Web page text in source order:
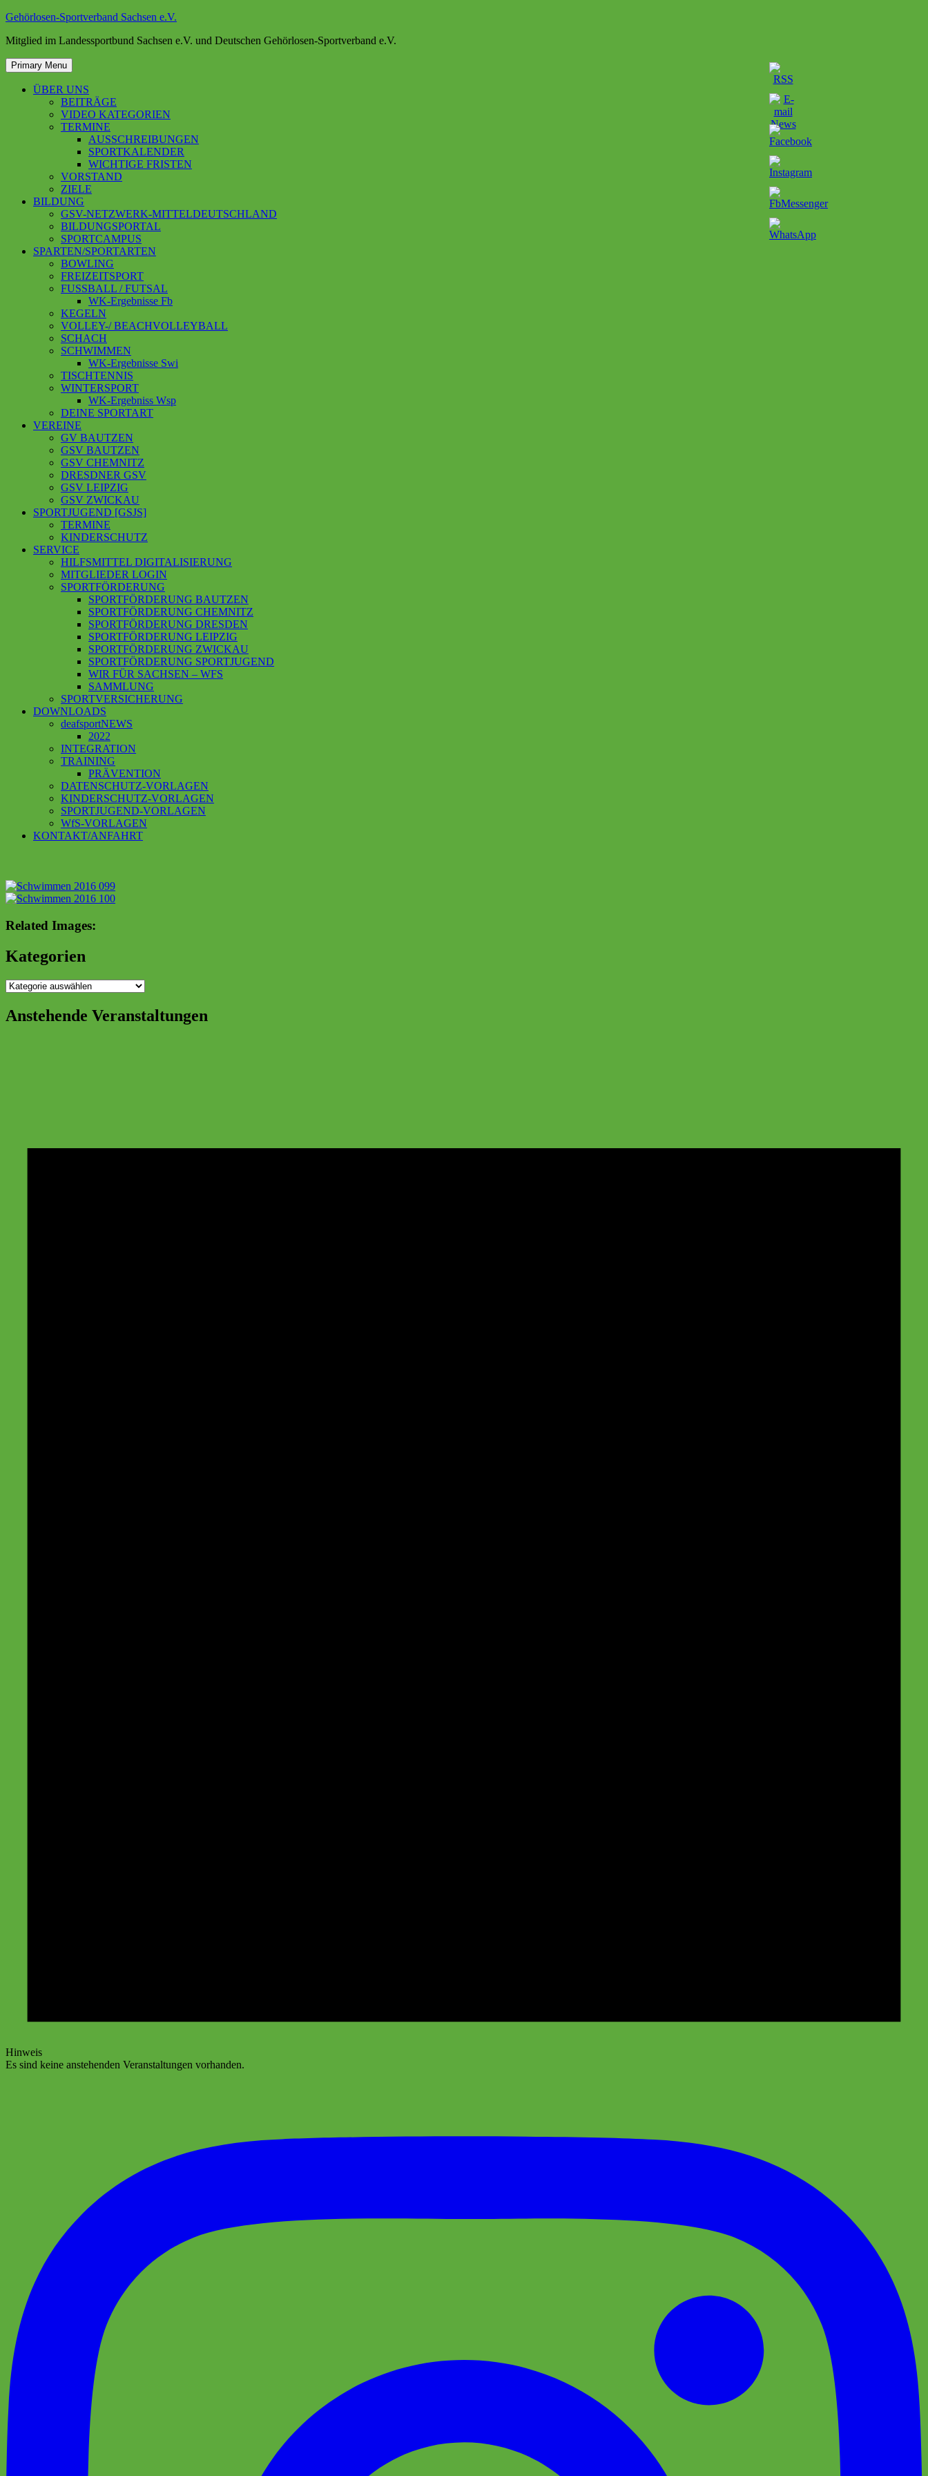
Skip
content
Gehörlosen-Sportverband Sachsen e.V.
Mitglied im Landessportbund Sachsen e.V. und Deutschen Gehörlosen-Sportverband e.V.
Primary Menu
ÜBER UNS
BEITRÄGE
VIDEO KATEGORIEN
TERMINE
AUSSCHREIBUNGEN
SPORTKALENDER
WICHTIGE FRISTEN
VORSTAND
ZIELE
BILDUNG
GSV-NETZWERK-MITTELDEUTSCHLAND
BILDUNGSPORTAL
SPORTCAMPUS
SPARTEN/SPORTARTEN
BOWLING
FREIZEITSPORT
FUSSBALL / FUTSAL
WK-Ergebnisse Fb
KEGELN
VOLLEY-/ BEACHVOLLEYBALL
SCHACH
SCHWIMMEN
WK-Ergebnisse Swi
TISCHTENNIS
WINTERSPORT
WK-Ergebniss Wsp
DEINE SPORTART
VEREINE
GV BAUTZEN
GSV BAUTZEN
GSV CHEMNITZ
DRESDNER GSV
GSV LEIPZIG
GSV ZWICKAU
SPORTJUGEND [GSJS]
TERMINE
KINDERSCHUTZ
SERVICE
HILFSMITTEL DIGITALISIERUNG
MITGLIEDER LOGIN
SPORTFÖRDERUNG
SPORTFÖRDERUNG BAUTZEN
SPORTFÖRDERUNG CHEMNITZ
SPORTFÖRDERUNG DRESDEN
SPORTFÖRDERUNG LEIPZIG
SPORTFÖRDERUNG ZWICKAU
SPORTFÖRDERUNG SPORTJUGEND
WIR FÜR SACHSEN – WFS
SAMMLUNG
SPORTVERSICHERUNG
DOWNLOADS
deafsportNEWS
2022
INTEGRATION
TRAINING
PRÄVENTION
DATENSCHUTZ-VORLAGEN
KINDERSCHUTZ-VORLAGEN
SPORTJUGEND-VORLAGEN
WfS-VORLAGEN
KONTAKT/ANFAHRT
Related Images:
Kategorien
Kategorien
Anstehende Veranstaltungen
Hinweis
Es sind keine anstehenden Veranstaltungen vorhanden.